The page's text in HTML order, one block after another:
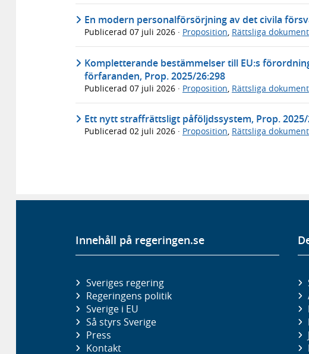
En modern personalförsörjning av det civila
Publicerad 07 juli 2026 · Proposition, Rättsliga dokument
Kompletterande bestämmelser till EU:s
förfaranden, Prop. 2025/26:298
Publicerad 07 juli 2026 · Proposition Rättsliga dokument
Ett nytt straffrättsligt påföljdssystem, Prop. 2025/
Publicerad 02 juli 2026 · Proposition, Rättsliga dokument
Innehåll på regeringen.se
Sveriges regering
Regeringens politik
Sverige i EU
Så styrs Sverige
Press
Kontakt